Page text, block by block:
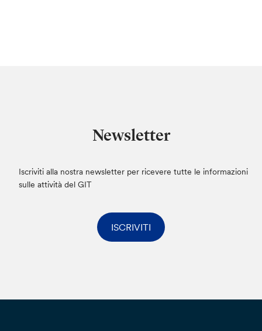
Newsletter
Iscriviti alla nostra newsletter per ricevere tutte le informazioni
sulle attività del GIT
ISCRIVITI